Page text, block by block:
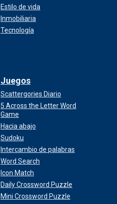
Estilo de vida
Inmobiliaria
Tecnología
Juegos
Scattergories Diario
5 Across the Letter Word
Game
Hacia abajo
Sudoku
Intercambio de palabras
Word Search
Icon Match
Daily Crossword Puzzle
Mini Crossword Puzzle